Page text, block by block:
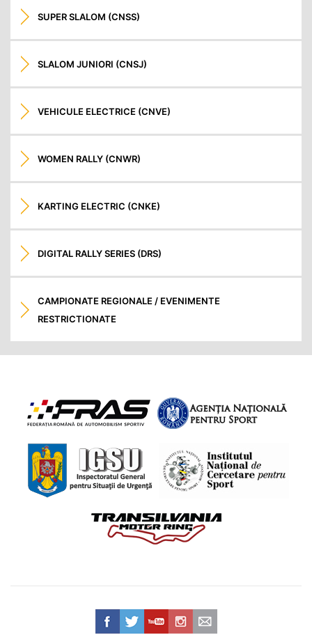
SUPER SLALOM (CNSS)
SLALOM JUNIORI (CNSJ)
VEHICULE ELECTRICE (CNVE)
WOMEN RALLY (CNWR)
KARTING ELECTRIC (CNKE)
DIGITAL RALLY SERIES (DRS)
CAMPIONATE REGIONALE / EVENIMENTE
RESTRICTIONATE